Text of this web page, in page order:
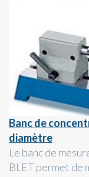
Banc de
diamètre
Le banc de
BLET permet de